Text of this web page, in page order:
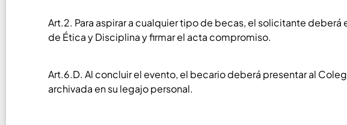
Art.2. Para aspirar a cualquier tipo de becas, el solicitante
de Ética y Disciplina y firmar el acta compromiso.
Art.6.D. Al concluir el evento, el becario deberá presentar al
archivada en su legajo personal.